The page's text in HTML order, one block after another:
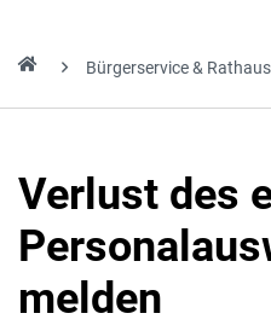
Bürgerservice & Rathaus
Verlust des
melden